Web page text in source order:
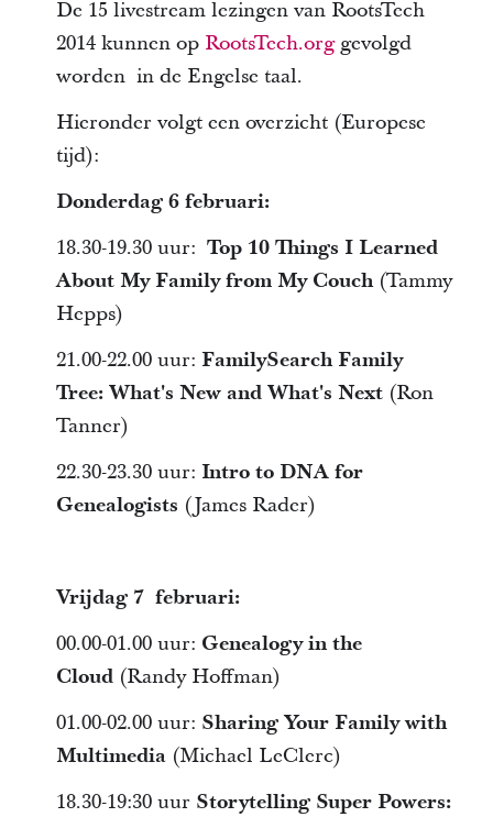
De 15 livestream lezingen van RootsTech
2014 kunnen op RootsTech.orggevolgd
worden in de Engelse taal.
Hieronder volgt een overzicht (Europese
tijd):
Donderdag 6 februari:
18.30-19.30 uur: Top 10 Things I Learned
About My Family from My Couch(Tammy
Hepps)
21.00-22.00 uur: FamilySearch Family
Tree: What's New and What's Next(Ron
Tanner)
22.30-23.30 uur: Intro to DNA for
Genealogists (James Rader)
Vrijdag 7 februari:
00.00-01.00 uur: Genealogy in the
Cloud (Randy Hoffman)
01.00-02.00 uur: Sharing Your Family with
Multimedia (Michael LeClerc)
18.30-19:30 uur Storytelling Super Powers: